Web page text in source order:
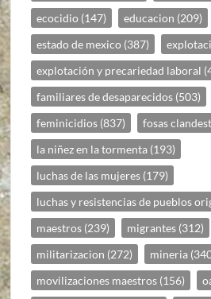
ecocidio (147) educacion (209)
estado de mexico (387)
explotación y precariedad laboral
familiares de desaparecidos (503)
feminicidios (837) fosas
la niñez en la tormenta (193)
luchas de las mujeres (179)
luchas y resistencias de pueblos
maestros (239) migrantes (312)
militarizacion (272) mineria
movilizaciones maestros (156)